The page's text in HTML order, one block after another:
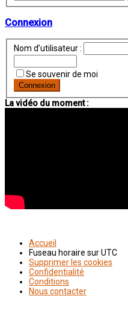
Connexion
Nom d’utilisateur :
Se souvenir de moi
La vidéo du moment :
Accueil
Fuseau horaire surUTC
Supprimer les cookies
Confidentialité
Conditions
Nous contacter